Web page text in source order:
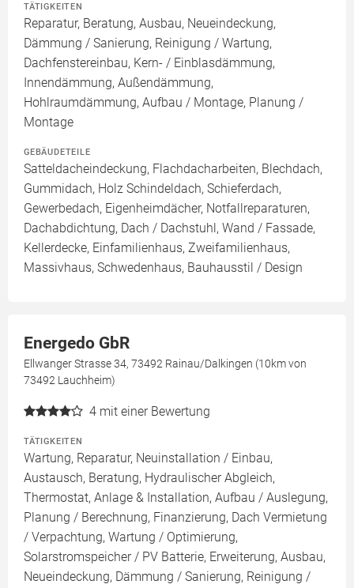
TÄTIGKEITEN
Reparatur, Beratung, Ausbau, Neueindeckung,
Dämmung / Sanierung, Reinigung / Wartung,
Dachfenstereinbau, Kern- / Einblasdämmung,
Innendämmung, Außendämmung,
Hohlraumdämmung, Aufbau / Montage, Planung /
Montage
GEBÄUDETEILE
Satteldacheindeckung, Flachdacharbeiten, Blechdach,
Gummidach, Holz Schindeldach, Schieferdach,
Gewerbedach, Eigenheimdächer, Notfallreparaturen,
Dachabdichtung, Dach / Dachstuhl, Wand / Fassade,
Kellerdecke, Einfamilienhaus, Zweifamilienhaus,
Massivhaus, Schwedenhaus, Bauhausstil / Design
Energedo GbR
Ellwanger Strasse 34, 73492 Rainau/Dalkingen (10km von
73492 Lauchheim)
4 mit einer Bewertung
TÄTIGKEITEN
Wartung, Reparatur, Neuinstallation / Einbau,
Austausch, Beratung, Hydraulischer Abgleich,
Thermostat, Anlage & Installation, Aufbau / Auslegung,
Planung / Berechnung, Finanzierung, Dach Vermietung
/ Verpachtung, Wartung / Optimierung,
Solarstromspeicher / PV Batterie, Erweiterung, Ausbau,
Neueindeckung, Dämmung / Sanierung, Reinigung /